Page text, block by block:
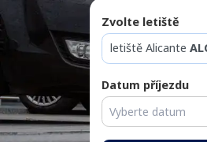
Zvolte letiště
letiště Alicante
Datum příjezdu